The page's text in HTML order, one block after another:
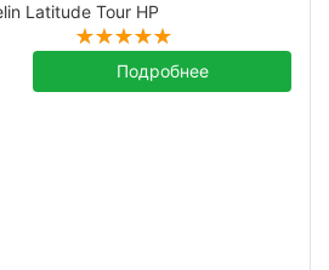
Latitude Tour HP
Подробнее